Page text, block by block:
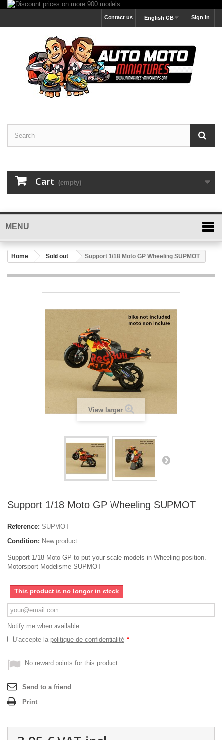
Sign in
English GB
Contact us
Cart (empty)
MENU
Home Sold out Support 1/18 Moto GP Wheeling SUPMOT
View larger
Support 1/18 Moto GP Wheeling SUPMOT
Reference: SUPMOT
Condition: New product
Support 1/18 Moto GP to put your scale models in Wheeling position.
Motorsport Modelisme SUPMOT
This product is no longer in stock
Notify me when available
J'accepte la politique de confidentialité *
No reward points for this product.
Send to a friend
Print